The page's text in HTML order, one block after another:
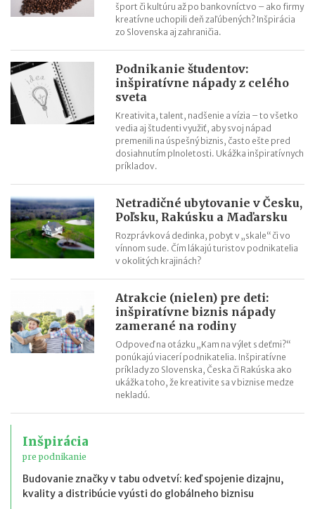
Unikátne chladničky pre firmy ponúkajú zamestnancom
lacnejšiu a kvalitnejšiu alternatívu stravovania
rodiča
šport či kultúru až po bankovníctvo – ako firmy
kreatívne uchopili deň zaľúbených? Inšpirácia
zo Slovenska aj zahraničia.
Podnikanie študentov:
inšpiratívne nápady z celého
sveta
Kreativita, talent, nadšenie a vízia – to všetko
vedia aj študenti využiť, aby svoj nápad
premenili na úspešný biznis, často ešte pred
dosiahnutím plnoletosti. Ukážka inšpiratívnych
príkladov.
Netradičné ubytovanie v Česku,
Poľsku, Rakúsku a Maďarsku
Rozprávková dedinka, pobyt v „skale“ či vo
vínnom sude. Čím lákajú turistov podnikatelia
v okolitých krajinách?
Atrakcie (nielen) pre deti:
inšpiratívne biznis nápady
zamerané na rodiny
Odpoveď na otázku „Kam na výlet s deťmi?“
ponúkajú viacerí podnikatelia. Inšpiratívne
príklady zo Slovenska, Česka či Rakúska ako
ukážka toho, že kreativite sa v biznise medze
nekladú.
Inšpirácia
pre podnikanie
Budovanie značky v tabu odvetví: keď spojenie dizajnu,
kvality a distribúcie vyústi do globálneho biznisu